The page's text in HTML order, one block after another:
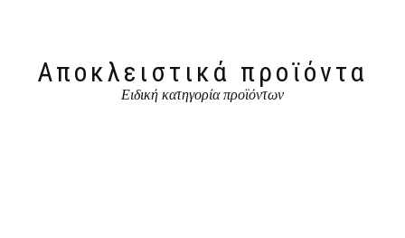
Αποκλειστικά προϊόντα
Ειδική κατηγορία προϊόντων